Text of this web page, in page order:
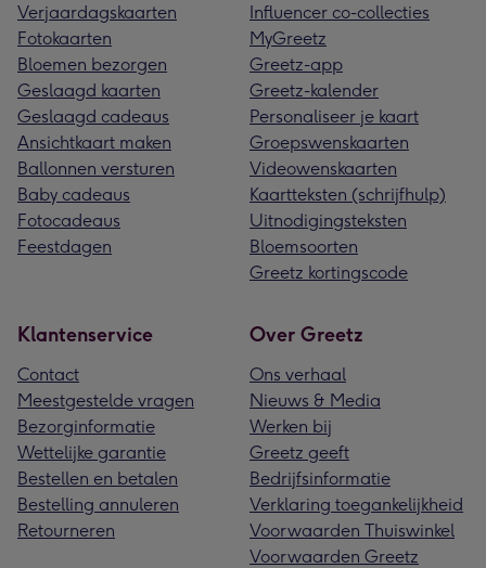
Verjaardagskaarten
Fotokaarten
Bloemen bezorgen
Geslaagd kaarten
Geslaagd cadeaus
Ansichtkaart maken
Ballonnen versturen
Baby cadeaus
Fotocadeaus
Feestdagen
Influencer co-collecties
MyGreetz
Greetz-app
Greetz-kalender
Personaliseer je kaart
Groepswenskaarten
Videowenskaarten
Kaartteksten (schrijfhulp)
Uitnodigingsteksten
Bloemsoorten
Greetz kortingscode
Klantenservice
Contact
Meestgestelde vragen
Bezorginformatie
Wettelijke garantie
Bestellen en betalen
Bestelling annuleren
Retourneren
Over Greetz
Ons verhaal
Nieuws & Media
Werken bij
Greetz geeft
Bedrijfsinformatie
Verklaring toegankelijkheid
Voorwaarden Thuiswinkel
Voorwaarden Greetz